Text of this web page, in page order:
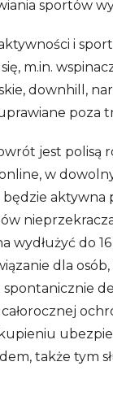
sportów
i
m.in.
downhill,
poza
jest polisą
online, w
aktywna
wydłużyć do
dla
także tym